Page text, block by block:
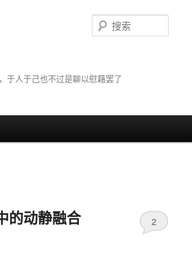
于人于己也不过是聊以慰藉罢了
索
的动静融合 2